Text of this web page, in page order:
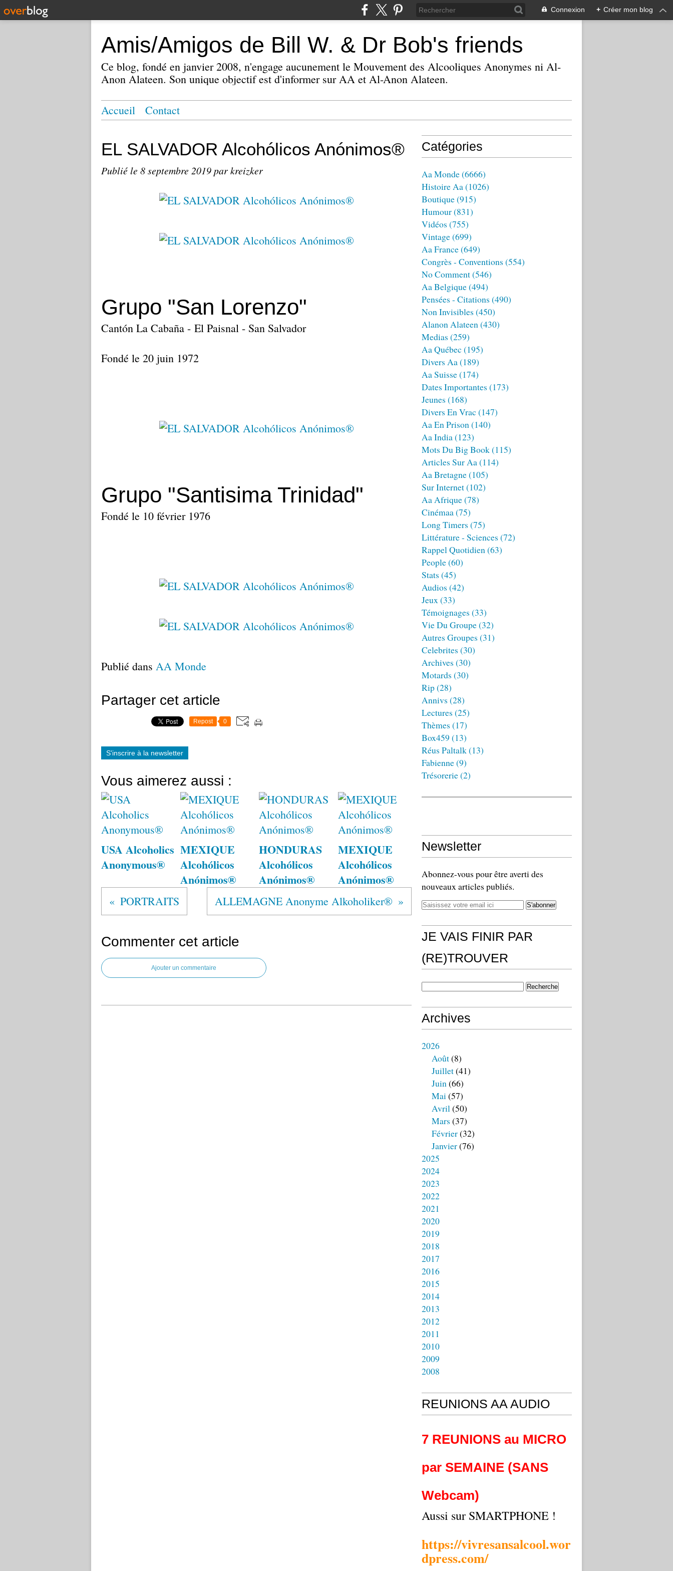
Connexion + Créer mon blog
Amis/Amigos de Bill W. & Dr Bob's friends
Ce blog, fondé en janvier 2008, n'engage aucunement le Mouvement des Alcooliques Anonymes ni Al-
Anon Alateen. Son unique objectif est d'informer sur AA et Al-Anon Alateen.
Accueil Contact
EL SALVADOR Alcohólicos Anónimos®
Publié le 8 septembre 2019par kreizker
Grupo "San Lorenzo"
Cantón La Cabaña - El Paisnal - San Salvador
Fondé le 20 juin 1972
Grupo "Santisima Trinidad"
Fondé le 10 février 1976
Publié dans AA Monde
Partager cet article
Repost 0
S'inscrire à la newsletter
Vous aimerez aussi :
USA Alcoholics
Anonymous®
MEXIQUE
Alcohólicos
Anónimos®
HONDURAS
Alcohólicos
Anónimos®
MEXIQUE
Alcohólicos
Anónimos®
PORTRAITS ALLEMAGNE Anonyme Alkoholiker®
Commenter cet article
Ajouter un commentaire
Catégories
Aa Monde(6666)
Histoire Aa(1026)
Boutique(915)
Humour(831)
Vidéos (755)
Vintage(699)
Aa France(649)
Congrès - Conventions (554)
No Comment(546)
Aa Belgique(494)
Pensées - Citations (490)
Non Invisibles (450)
Alanon Alateen(430)
Medias (259)
Aa Québec (195)
Divers Aa(189)
Aa Suisse(174)
Dates Importantes (173)
Jeunes (168)
Divers En Vrac (147)
Aa En Prison(140)
Aa India(123)
Mots Du Big Book(115)
Articles Sur Aa(114)
Aa Bretagne(105)
Sur Internet(102)
Aa Afrique(78)
Cinémaa(75)
Long Timers (75)
Littérature - Sciences (72)
Rappel Quotidien(63)
People(60)
Stats (45)
Audios (42)
Jeux(33)
Témoignages (33)
Vie Du Groupe(32)
Autres Groupes (31)
Celebrites (30)
Archives (30)
Motards (30)
Rip(28)
Annivs (28)
Lectures (25)
Thèmes (17)
Box459 (13)
Réus Paltalk(13)
Fabienne(9)
Trésorerie(2)
Newsletter
Abonnez-vous pour être averti des
nouveaux articles publiés.
JE VAIS FINIR PAR
(RE)TROUVER
Archives
2026
Août(8)
Juillet(41)
Juin(66)
Mai(57)
Avril(50)
Mars (37)
Février(32)
Janvier(76)
2025
2024
2023
2022
2021
2020
2019
2018
2017
2016
2015
2014
2013
2012
2011
2010
2009
2008
REUNIONS AA AUDIO
7 REUNIONS au MICRO
par SEMAINE (SANS
Webcam)
Aussi sur SMARTPHONE !
https://vivresansalcool.wor
dpress.com/